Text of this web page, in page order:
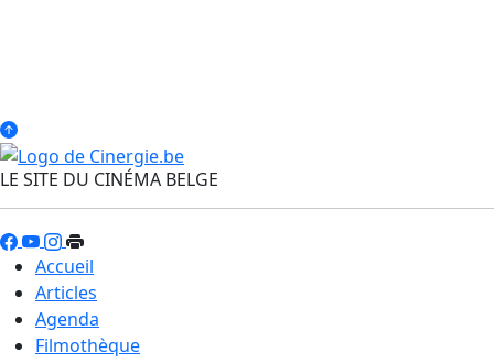
LE SITE DU CINÉMA BELGE
Accueil
Articles
Agenda
Filmothèque